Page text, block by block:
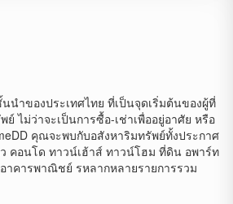
นำของประเทศไทย ที่เป็นจุดเริ่มต้นของผู้ที่
ย์ ไม่ว่าจะเป็นการซื้อ-เช่าเพื่ออยู่อาศัย หรือ
คุณจะพบกับอสังหาริมทรัพย์ทั้งประกาศ
คอนโด ทาวน์เฮ้าส์ ทาวน์โฮม ที่ดิน อพาร์ท
าคารพาณิชย์ รหลากหลายรายการรวม